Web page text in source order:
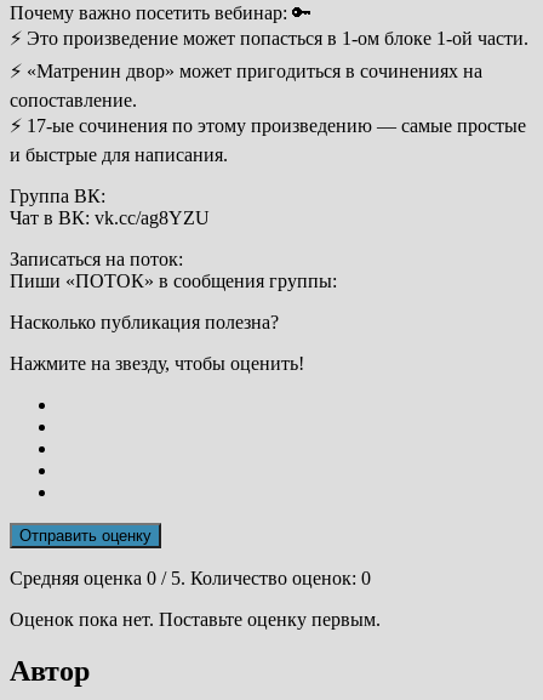
Почему важно посетить вебинар: 🔑
⚡ Это произведение может попасться в 1-ом блоке 1-ой части.
⚡ «Матренин двор» может пригодиться в сочинениях на
сопоставление.
⚡ 17-ые сочинения по этому произведению — самые простые
и быстрые для написания.
Группа ВК:
Чат в ВК: vk.cc/ag8YZU
Записаться на поток:
Пиши «ПОТОК» в сообщения группы:
Насколько публикация полезна?
Нажмите на звезду, чтобы оценить!
Отправить оценку
Средняя оценка 0 / 5. Количество оценок: 0
Оценок пока нет. Поставьте оценку первым.
Автор